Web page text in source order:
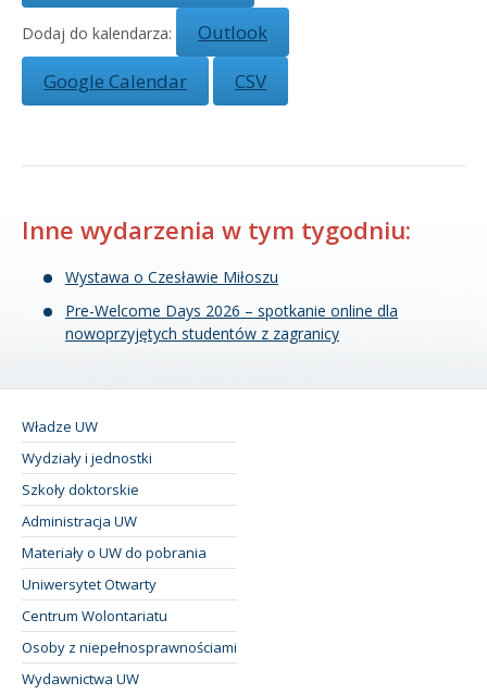
Dodaj do kalendarza:
Outlook
Google Calendar
CSV
Inne wydarzenia w tym tygodniu:
Wystawa o Czesławie Miłoszu
Pre-Welcome Days 2026 – spotkanie online dla
nowoprzyjętych studentów z zagranicy
Władze UW
Wydziały i jednostki
Szkoły doktorskie
Administracja UW
Materiały o UW do pobrania
Uniwersytet Otwarty
Centrum Wolontariatu
Osoby z niepełnosprawnościami
Wydawnictwa UW